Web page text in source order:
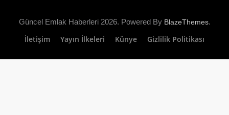
Güncel Emlak Haberleri 2026. Powered By BlazeThemes.
İletişim Yayın İlkeleri Künye Gizlilik Politikası